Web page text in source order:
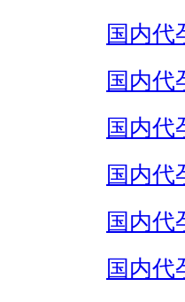
国内代
国内代
国内代
国内代
国内代
国内代